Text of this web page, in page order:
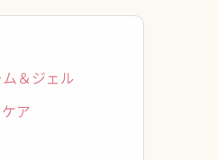
＆ジェル
ア